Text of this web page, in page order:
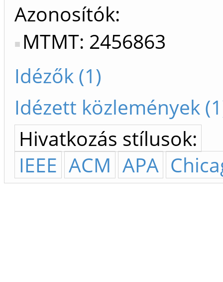
Azonosítók
MTMT: 2456863
Idézők (1)
Idézett közlemények
Hivatkozás stílusok:
IEEE ACM APA